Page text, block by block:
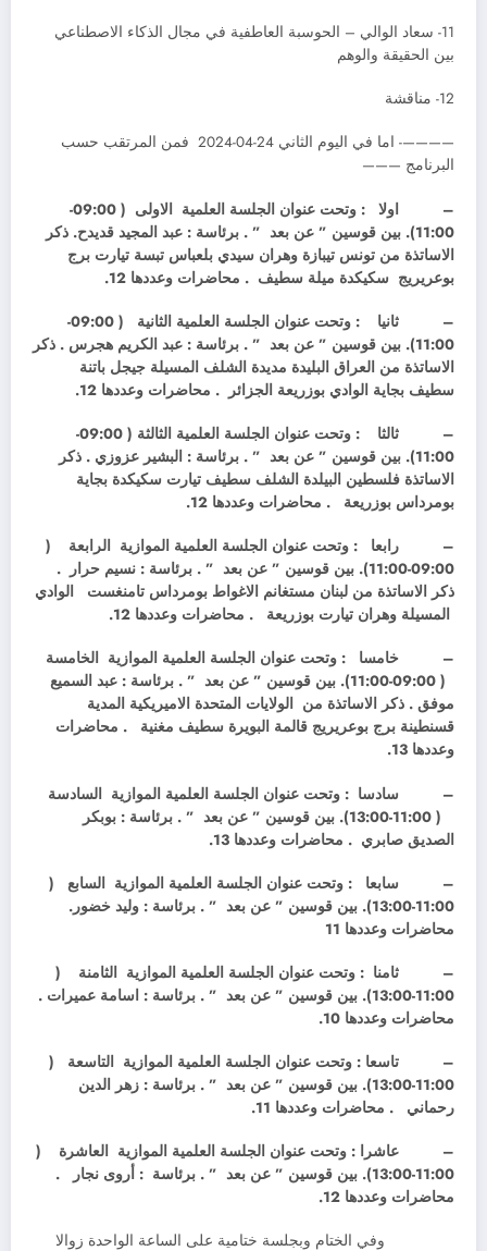
11- سعاد الوالي – الحوسبة العاطفية في مجال الذكاء الاصطناعي
بين الحقيقة والوهم
12- مناقشة
————- اما في اليوم الثاني 24-04-2024 فمن المرتقب حسب
البرنامج ———
–
اولا : وتحت عنوان الجلسة العلمية الاولى ( 09:00-
11:00). بين قوسين ” عن بعد ” . برئاسة : عبد المجيد قديدح. ذكر
الاساتذة من تونس تيبازة وهران سيدي بلعباس تبسة تيارت برج
بوعريريج سكيكدة ميلة سطيف . محاضرات وعددها 12.
–
ثانيا : وتحت عنوان الجلسة العلمية الثانية ( 09:00-
11:00). بين قوسين ” عن بعد ” . برئاسة : عبد الكريم هجرس . ذكر
الاساتذة من العراق البليدة مديدة الشلف المسيلة جيجل باتنة
سطيف بجاية الوادي بوزريعة الجزائر . محاضرات وعددها 12.
–
ثالثا : وتحت عنوان الجلسة العلمية الثالثة ( 09:00-
11:00). بين قوسين ” عن بعد ” . برئاسة : البشير عزوزي . ذكر
الاساتذة فلسطين البيلدة الشلف سطيف تيارت سكيكدة بجاية
بومرداس بوزريعة . محاضرات وعددها 12.
– رابعا : وتحت عنوان الجلسة العلمية الموازية الرابعة (
09:00-11:00). بين قوسين ” عن بعد ” . برئاسة : نسيم حرار .
ذكر الاساتذة من لبنان مستغانم الاغواط بومرداس تامنغست الوادي
المسيلة وهران تيارت بوزريعة . محاضرات وعددها 12.
– خامسا : وتحت عنوان الجلسة العلمية الموازية الخامسة
( 09:00-11:00). بين قوسين ” عن بعد ” . برئاسة : عبد السميع
موفق . ذكر الاساتذة من الولايات المتحدة الاميريكية المدية
قسنطينة برج بوعريريج قالمة البويرة سطيف مغنية . محاضرات
وعددها 13.
– سادسا : وتحت عنوان الجلسة العلمية الموازية السادسة
( 11:00-13:00). بين قوسين ” عن بعد ” . برئاسة : بوبكر
الصديق صابري . محاضرات وعددها 13.
– سابعا : وتحت عنوان الجلسة العلمية الموازية السابع (
11:00-13:00). بين قوسين ” عن بعد ” . برئاسة : وليد خضور.
محاضرات وعددها 11
– ثامنا : وتحت عنوان الجلسة العلمية الموازية الثامنة (
11:00-13:00). بين قوسين ” عن بعد ” . برئاسة : اسامة عميرات .
محاضرات وعددها 10.
– تاسعا : وتحت عنوان الجلسة العلمية الموازية التاسعة (
11:00-13:00). بين قوسين ” عن بعد ” . برئاسة : زهر الدين
رحماني . محاضرات وعددها 11.
– عاشرا : وتحت عنوان الجلسة العلمية الموازية العاشرة (
11:00-13:00). بين قوسين ” عن بعد ” . برئاسة : أروى نجار .
محاضرات وعددها 12.
وفي الختام وبجلسة ختامية على الساعة الواحدة زوالا